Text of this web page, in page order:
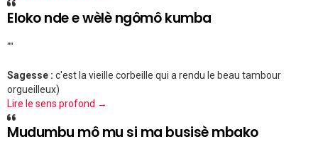
Eloko nde e wèlè ngômô kumba
""
Sagesse : c'est la vieille corbeille qui a rendu le beau tambour
orgueilleux)
Lire le sens profond →
Mudumbu mô mu si ma busisè mbako